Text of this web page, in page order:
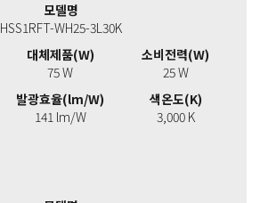
모델명
HSS1RFT-WH25-3L30K
대체제품(W)
75 W
소비전력(W)
25 W
발광효율(lm/W)
141 lm/W
색온도(K)
3,000 K